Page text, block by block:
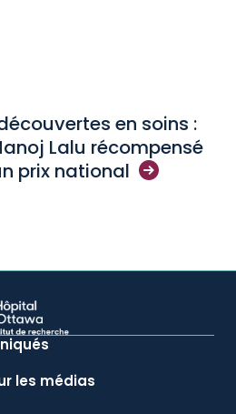
en soins :
Lalu récompensé
prix national
les médias